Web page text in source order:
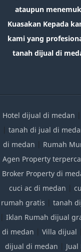
ataupun
Kuasakan Kepada
kami yang
tanah dijual di
Hotel dijual di medan |
| tanah di jual di
di medan | Rumah
Agen Property
Broker Property di
cuci ac di medan |
rumah gratis | tanah
| Iklan Rumah dijual
di medan | Villa dijual |
dijual di medan |